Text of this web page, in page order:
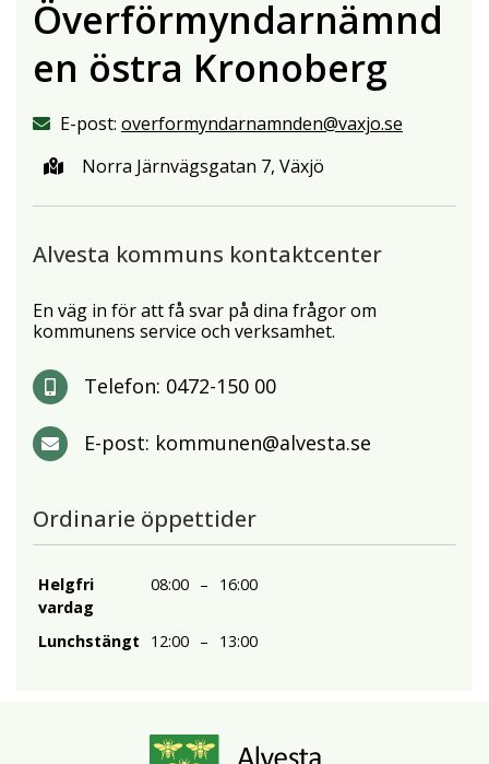
Överförmyndarnämnd
en östra Kronoberg
E-post: overformyndarnamnden@vaxjo.se
Norra Järnvägsgatan 7, Växjö
Alvesta kommuns kontaktcenter
En väg in för att få svar på dina frågor om
kommunens service och verksamhet.
Telefon: 0472-150 00
E-post: kommunen@alvesta.se
Ordinarie öppettider
Helgfri
vardag
08:00 – 16:00
Lunchstängt 12:00 – 13:00